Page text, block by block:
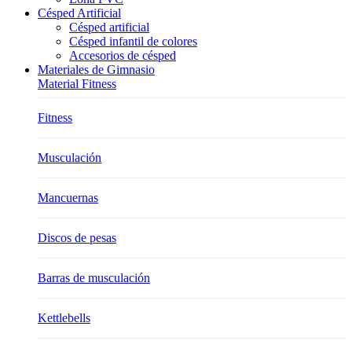
Césped Artificial
Césped artificial
Césped infantil de colores
Accesorios de césped
Materiales de Gimnasio
Material Fitness
Fitness
Musculación
Mancuernas
Discos de pesas
Barras de musculación
Kettlebells